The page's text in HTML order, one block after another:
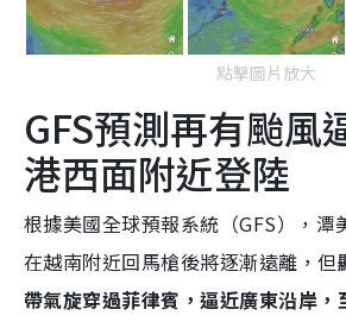
點擊圖片放大
GFS預測再有颱風
港西面附近登陸
根據美國全球預報系統（GFS），潭
在越南附近回馬槍後將逐漸遠離，但
帶氣旋穿過菲律賓，逼近廣東沿岸，